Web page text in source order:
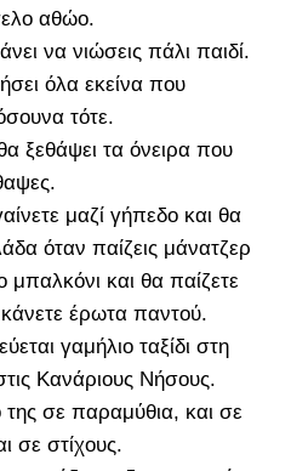
αθώο.
να νιώσεις πάλι παιδί.
όλα εκείνα που
τότε.
ξεθάψει τα όνειρα που
μαζί γήπεδο και θα
όταν παίζεις μάνατζερ
μπαλκόνι και θα παίζετε
έρωτα παντού.
γαμήλιο ταξίδι στη
Κανάριους Νήσους.
της σε παραμύθια, και σε
σε στίχους.